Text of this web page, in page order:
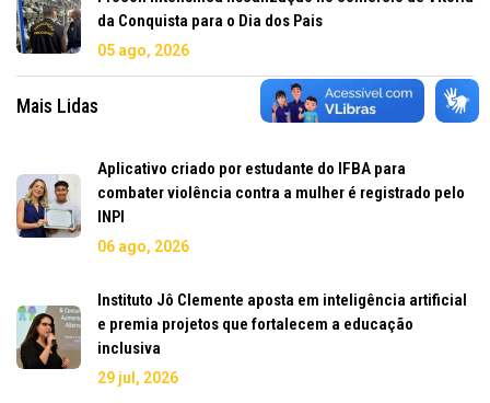
da Conquista para o Dia dos Pais
05 ago, 2026
Mais Lidas
Aplicativo criado por estudante do IFBA para
combater violência contra a mulher é registrado pelo
INPI
06 ago, 2026
Instituto Jô Clemente aposta em inteligência artificial
e premia projetos que fortalecem a educação
inclusiva
29 jul, 2026